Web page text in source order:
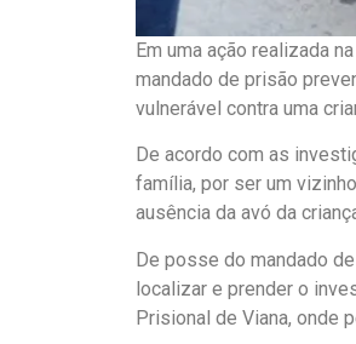
Em uma ação realizada
mandado de prisão
vulnerável contra uma
De acordo com as
família, por ser um
ausência da avó da
De posse do mandado
localizar e prender o
Prisional de Viana, onde